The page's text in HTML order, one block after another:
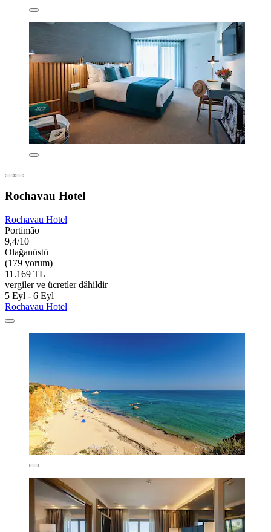
Rochavau Hotel
Rochavau Hotel
Portimão
9,4/10
Olağanüstü
(179 yorum)
11.169 TL
vergiler ve ücretler dâhildir
5 Eyl - 6 Eyl
Rochavau Hotel